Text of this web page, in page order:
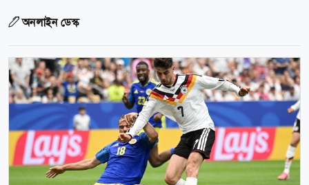
অনলাইন ডেস্ক